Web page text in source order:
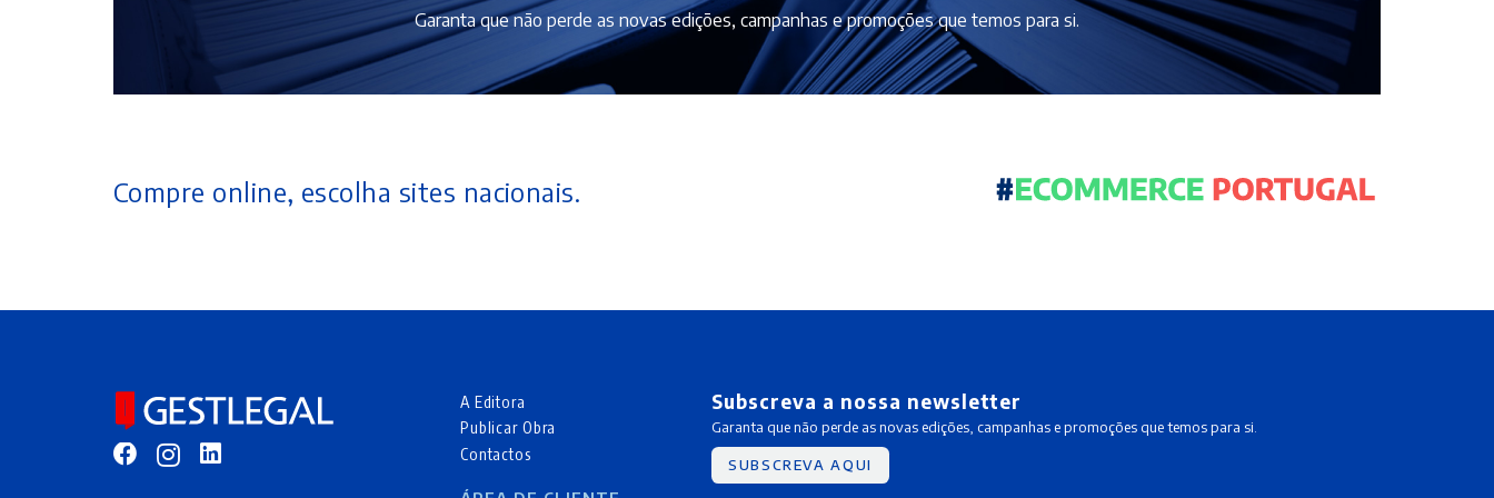
Garanta que não perde as novas edições, campanhas e promoções que temos para si.
Compre online, escolha sites nacionais.
A Editora
Publicar Obra
Contactos
Subscreva a nossa newsletter
Garanta que não perde as novas edições, campanhas e promoções que temos para si.
SUBSCREVA AQUI